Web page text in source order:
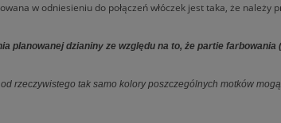
w odniesieniu do połączeń włóczek jest taka, że należy
planowanej dzianiny ze względu na to, że partie farbowania
rzeczywistego tak samo kolory poszczególnych motków